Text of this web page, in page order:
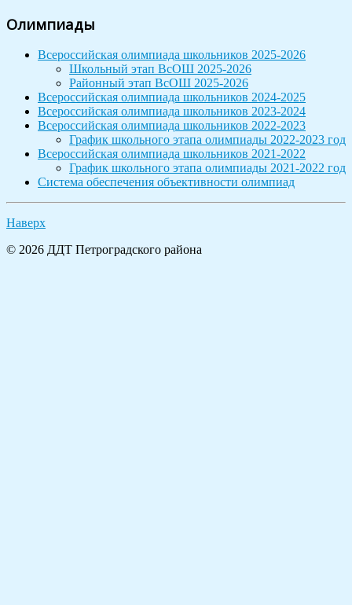
Олимпиады
Всероссийская олимпиада школьников 2025-2026
Школьный этап ВсОШ 2025-2026
Районный этап ВсОШ 2025-2026
Всероссийская олимпиада школьников 2024-2025
Всероссийская олимпиада школьников 2023-2024
Всероссийская олимпиада школьников 2022-2023
График школьного этапа олимпиады 2022-2023 год
Всероссийская олимпиада школьников 2021-2022
График школьного этапа олимпиады 2021-2022 год
Система обеспечения объективности олимпиад
Наверх
© 2026 ДДТ Петроградского района